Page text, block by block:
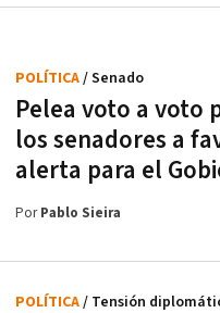
Pelea voto a voto
los senadores a
alerta para el
POLÍTICA/ Senado
PorPablo Sieira
POLÍTICA/ Tensión